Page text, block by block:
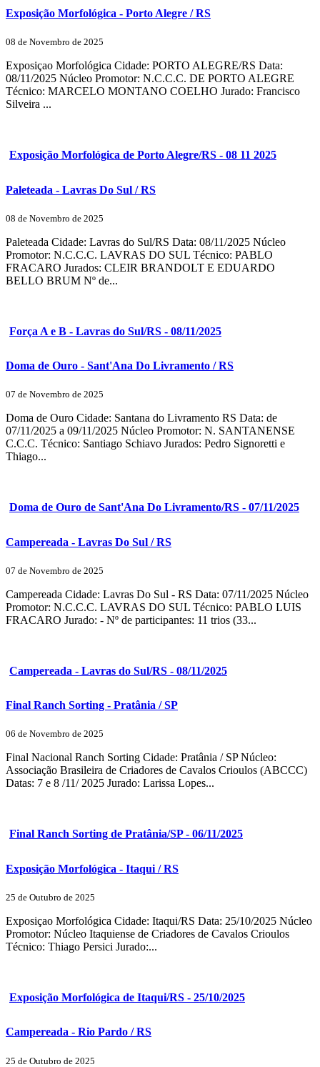
Exposição Morfológica - Porto Alegre / RS
08 de Novembro de 2025
Exposiçao Morfológica Cidade: PORTO ALEGRE/RS Data:
08/11/2025 Núcleo Promotor: N.C.C.C. DE PORTO ALEGRE
Técnico: MARCELO MONTANO COELHO Jurado: Francisco
Silveira ...
Exposição Morfológica de Porto Alegre/RS - 08 11 2025
Paleteada - Lavras Do Sul / RS
08 de Novembro de 2025
Paleteada Cidade: Lavras do Sul/RS Data: 08/11/2025 Núcleo
Promotor: N.C.C.C. LAVRAS DO SUL Técnico: PABLO
FRACARO Jurados: CLEIR BRANDOLT E EDUARDO
BELLO BRUM Nº de...
Força A e B - Lavras do Sul/RS - 08/11/2025
Doma de Ouro - Sant'Ana Do Livramento / RS
07 de Novembro de 2025
Doma de Ouro Cidade: Santana do Livramento RS Data: de
07/11/2025 a 09/11/2025 Núcleo Promotor: N. SANTANENSE
C.C.C. Técnico: Santiago Schiavo Jurados: Pedro Signoretti e
Thiago...
Doma de Ouro de Sant'Ana Do Livramento/RS - 07/11/2025
Campereada - Lavras Do Sul / RS
07 de Novembro de 2025
Campereada Cidade: Lavras Do Sul - RS Data: 07/11/2025 Núcleo
Promotor: N.C.C.C. LAVRAS DO SUL Técnico: PABLO LUIS
FRACARO Jurado: - Nº de participantes: 11 trios (33...
Campereada - Lavras do Sul/RS - 08/11/2025
Final Ranch Sorting - Pratânia / SP
06 de Novembro de 2025
Final Nacional Ranch Sorting Cidade: Pratânia / SP Núcleo:
Associação Brasileira de Criadores de Cavalos Crioulos (ABCCC)
Datas: 7 e 8 /11/ 2025 Jurado: Larissa Lopes...
Final Ranch Sorting de Pratânia/SP - 06/11/2025
Exposição Morfológica - Itaqui / RS
25 de Outubro de 2025
Exposiçao Morfológica Cidade: Itaqui/RS Data: 25/10/2025 Núcleo
Promotor: Núcleo Itaquiense de Criadores de Cavalos Crioulos
Técnico: Thiago Persici Jurado:...
Exposição Morfológica de Itaqui/RS - 25/10/2025
Campereada - Rio Pardo / RS
25 de Outubro de 2025